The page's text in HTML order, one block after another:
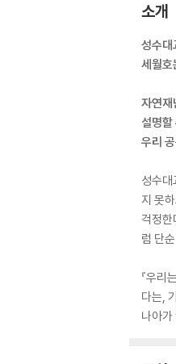
소개
성수대
세월호
자연재
설명할
우리
성수
지 못
걱정한
럼 단
『우리
다는,
나아가